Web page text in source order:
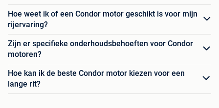
Hoe weet ik of een Condor motor geschikt is voor mijn
rijervaring?
Zijn er specifieke onderhoudsbehoeften voor Condor
motoren?
Hoe kan ik de beste Condor motor kiezen voor een
lange rit?